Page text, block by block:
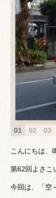
01 02 03
こんにちは、
第62回よさこ
今回は、「空